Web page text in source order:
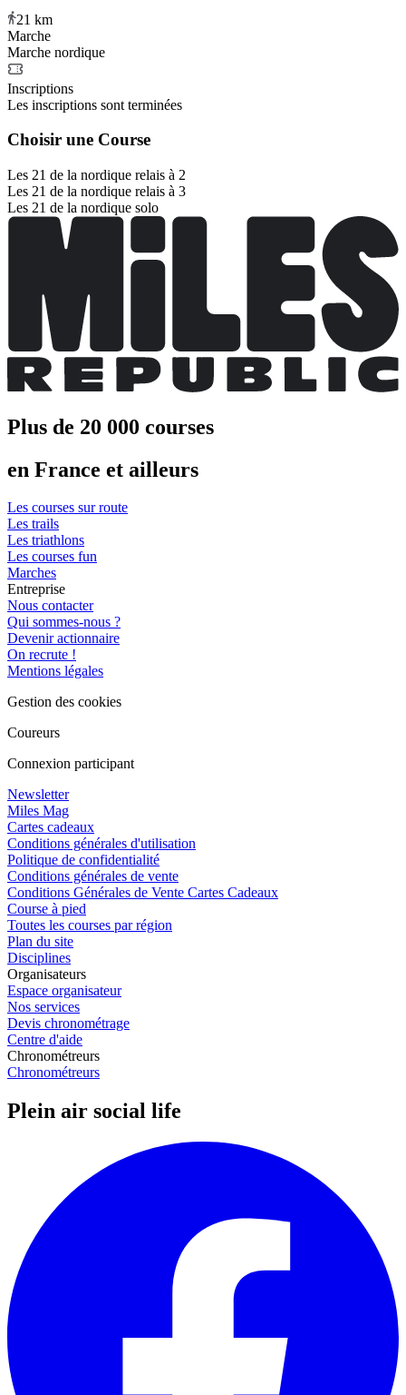
21 km
Marche
Marche nordique
Inscriptions
Les inscriptions sont terminées
Choisir une Course
Les 21 de la nordique relais à 2
Les 21 de la nordique relais à 3
Les 21 de la nordique solo
Plus de 20 000 courses
en France et ailleurs
Les courses sur route
Les trails
Les triathlons
Les courses fun
Marches
Entreprise
Nous contacter
Qui sommes-nous ?
Devenir actionnaire
On recrute !
Mentions légales
Gestion des cookies
Coureurs
Connexion participant
Newsletter
Miles Mag
Cartes cadeaux
Conditions générales d'utilisation
Politique de confidentialité
Conditions générales de vente
Conditions Générales de Vente Cartes Cadeaux
Course à pied
Toutes les courses par région
Plan du site
Disciplines
Organisateurs
Espace organisateur
Nos services
Devis chronométrage
Centre d'aide
Chronométreurs
Chronométreurs
Plein air social life